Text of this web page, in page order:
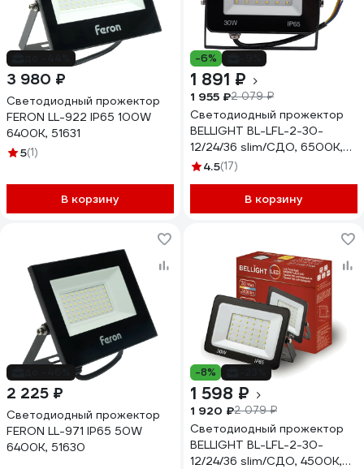
3 980 ₽
Светодиодный прожектор
FERON LL-922 IP65 100W
6400K, 51631
5(1)
В корзину
-6%
1 891 ₽
1 955 ₽2 079 ₽
Светодиодный прожектор
BELLIGHT BL-LFL-2-30-
12/24/36 slim/СДО, 6500К,
2400 Lm, IP65 71712716
4.5(17)
В корзину
2 225 ₽
Светодиодный прожектор
FERON LL-971 IP65 50W
6400K, 51630
-8%
1 598 ₽
1 920 ₽2 079 ₽
Светодиодный прожектор
BELLIGHT BL-LFL-2-30-
12/24/36 slim/СДО, 4500К,